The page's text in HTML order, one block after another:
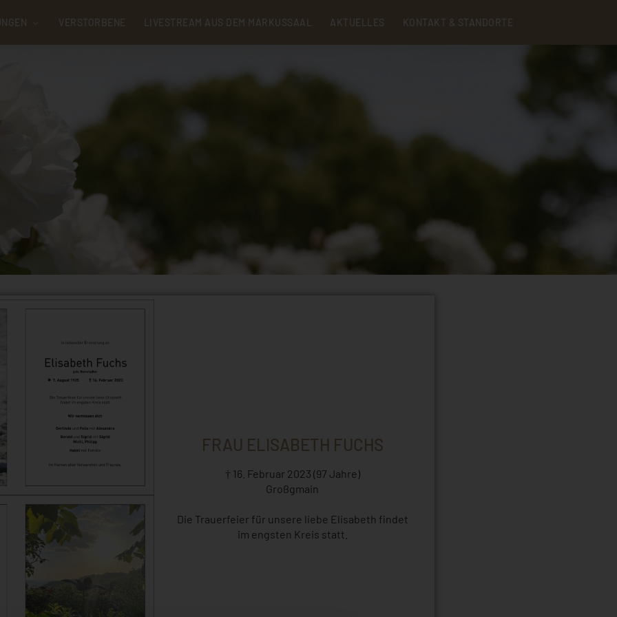
VERSTORBENE LIVESTREAM AUS DEM MARKUSSAAL AKTUELLES KONTAKT & STANDORTE
FRAU ELISABETH FUCHS
† 16. Februar 2023 (97 Jahre)
Großgmain
Die Trauerfeier für unsere liebe Elisabeth findet
im engsten Kreis statt.